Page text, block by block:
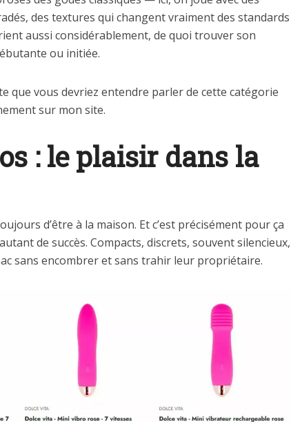
des textures qui changent vraiment des standards
aussi considérablement, de quoi trouver son
ou initiée.
que vous devriez entendre parler de cette catégorie
sur mon site.
: le plaisir dans la
d’être à la maison. Et c’est précisément pour ça
de succès. Compacts, discrets, souvent silencieux,
sans encombrer et sans trahir leur propriétaire.